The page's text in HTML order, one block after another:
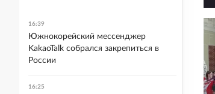
16:39
Южнокорейский мессенджер
KakaoTalk собрался закрепиться в
России
16:25